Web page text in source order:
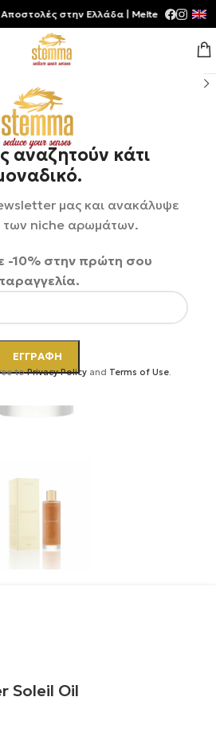
αναζητούν κάτι
μας και ανακάλυψε
των niche αρωμάτων.
-10% στην πρώτη σου
toPrivacy Policy and Terms of Use.
Καλλυντικά
Soleil Oil
στην Ελλάδα | Meltemia Exclusive